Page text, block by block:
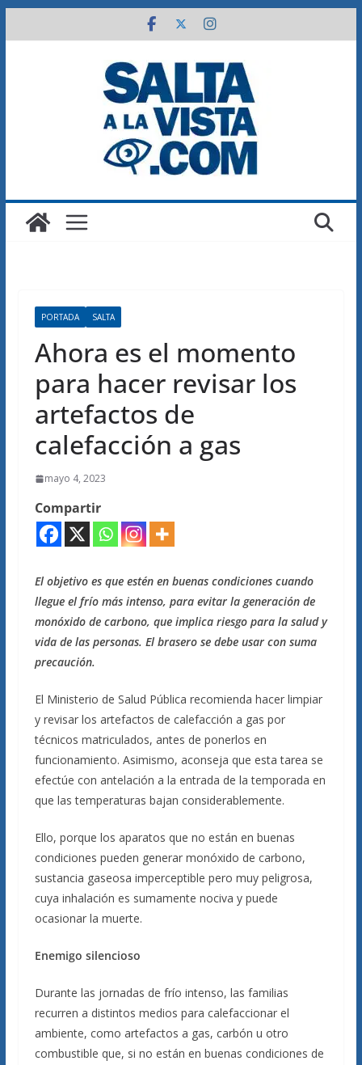
al
PORTADA SALTA
Ahora es el momento
para hacer revisar los
artefactos de
calefacción a gas
mayo 4, 2023
Compartir
El objetivo es que estén en buenas condiciones cuando
llegue el frío más intenso, para evitar la generación de
monóxido de carbono, que implica riesgo para la salud y
vida de las personas. El brasero se debe usar con suma
precaución.
El Ministerio de Salud Pública recomienda hacer limpiar
y revisar los artefactos de calefacción a gas por
técnicos matriculados, antes de ponerlos en
funcionamiento. Asimismo, aconseja que esta tarea se
efectúe con antelación a la entrada de la temporada en
que las temperaturas bajan considerablemente.
Ello, porque los aparatos que no están en buenas
condiciones pueden generar monóxido de carbono,
sustancia gaseosa imperceptible pero muy peligrosa,
cuya inhalación es sumamente nociva y puede
ocasionar la muerte.
Enemigo silencioso
Durante las jornadas de frío intenso, las familias
recurren a distintos medios para calefaccionar el
ambiente, como artefactos a gas, carbón u otro
combustible que, si no están en buenas condiciones de